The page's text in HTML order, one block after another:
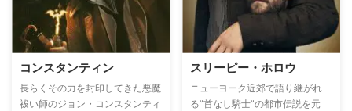
くれなかった。彼女はその能力を
周囲に隠しながらも、成仏できな
い魂を安らかに眠らせるために努
力するのであった…。
め、全世界で大ヒットを飛ばし
た。『CSI：科学捜査班』シリー
ズなどを手掛けたヒットメイカ
ー、ジェリー・ブラッカイマーが
製作総指揮を担当。
コンスタンティン
長らくその力を封印してきた悪魔
祓い師のジョン・コンスタンティ
スリーピー・ホロウ
ニューヨーク近郊で語り継がれ
る”首なし騎士”の都市伝説を元